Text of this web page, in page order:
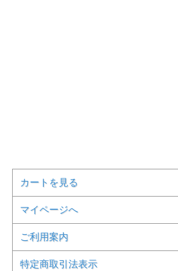
カートを見る
マイページへ
ご利用案内
特定商取引法表示